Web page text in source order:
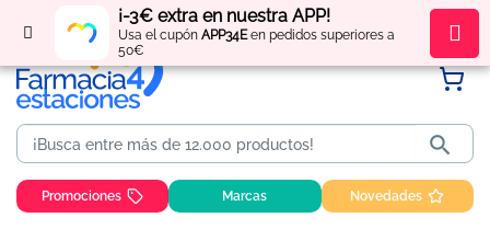
¡-3€ extra en nuestra APP!
Usa el cupón APP34Een pedidos superiores a
50€
Regístratey obténpuntos por tus compras

Promociones Marcas Novedades